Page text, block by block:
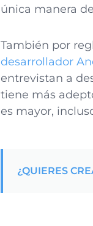
única manera
También por
desarrollador
entrevistan a
tiene más
es mayor,
¿QUIERES